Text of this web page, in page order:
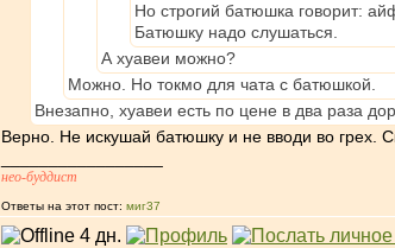
Но строгий батюшка говорит:
Батюшку надо слушаться.
А хуавеи можно?
Можно. Но токмо для чата с батюшкой.
Внезапно, хуавеи есть по цене в два раза
Верно. Не искушай батюшку и не вводи во грех.
нео-буддист
Ответы на этот пост: миг37